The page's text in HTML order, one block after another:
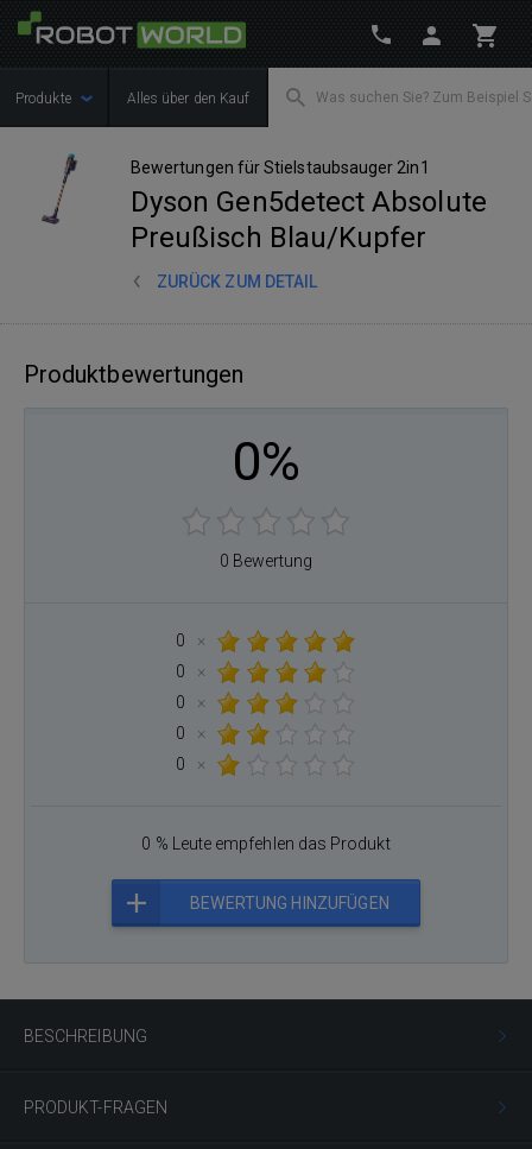
Produkte Alles über den Kauf
Bewertungen für Stielstaubsauger 2in1
Dyson Gen5detect Absolute
Preußisch Blau/Kupfer
ZURÜCK ZUM DETAIL
BESCHREIBUNG
PRODUKT-FRAGEN
Produktbewertungen
0%
0 Bewertung
0
×
0
×
0
×
0
×
0
×
0 % Leute empfehlen das Produkt
BEWERTUNG HINZUFÜGEN